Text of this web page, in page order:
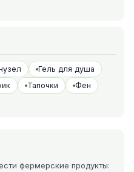
Гель для душа
Тапочки
Фен
фермерские продукты: